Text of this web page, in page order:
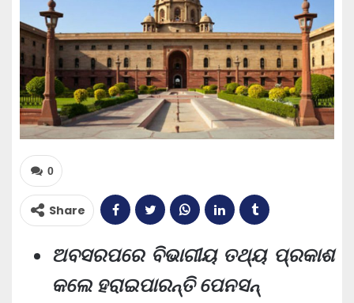
0
Share
ଅବସରପରେ ବିଭାଗୀୟ ତଥ୍ୟ ପ୍ରକାଶ
କଲେ ହରାଇପାରନ୍ତି ପେନସନ୍